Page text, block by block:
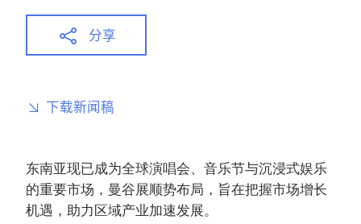
分享
下载新闻稿
东南亚现已成为全球演唱会、音乐节与沉浸式娱乐
的重要市场，曼谷展顺势布局，旨在把握市场增长
机遇，助力区域产业加速发展。